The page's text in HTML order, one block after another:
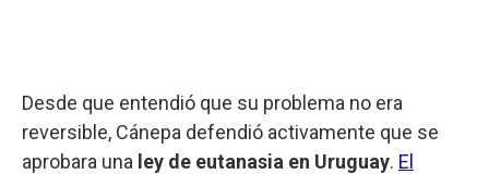
Desde que entendió que su problema no era
reversible, Cánepa defendió activamente que se
aprobara una ley de eutanasia en Uruguay. El